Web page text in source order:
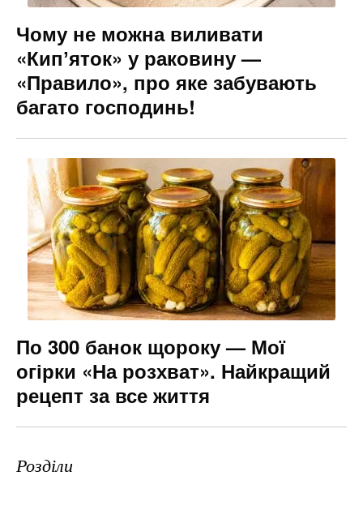
Чому не можна виливати
«Кипʼяток» у раковину —
«Правило», про яке забувають
багато господинь!
По 300 банок щороку — Мої
огірки «На розхват». Найкращий
рецепт за все життя
Розділи